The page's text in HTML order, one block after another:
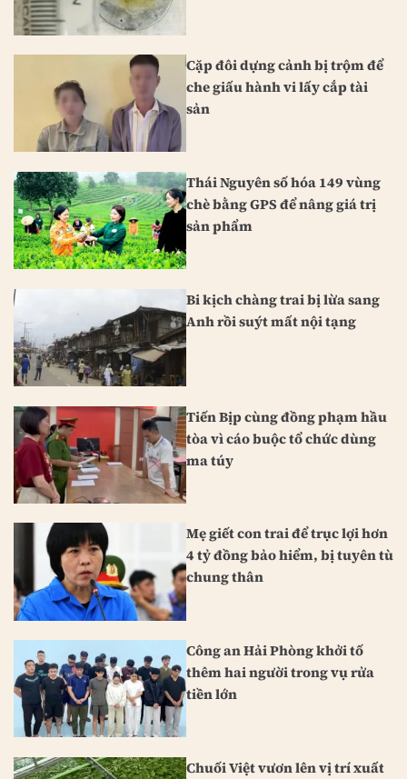
Cặp đôi dựng cảnh bị trộm để
che giấu hành vi lấy cắp tài
sản
Thái Nguyên số hóa 149 vùng
chè bằng GPS để nâng giá trị
sản phẩm
Bi kịch chàng trai bị lừa sang
Anh rồi suýt mất nội tạng
Tiến Bịp cùng đồng phạm hầu
tòa vì cáo buộc tổ chức dùng
ma túy
Mẹ giết con trai để trục lợi hơn
4 tỷ đồng bảo hiểm, bị tuyên tù
chung thân
Công an Hải Phòng khởi tố
thêm hai người trong vụ rửa
tiền lớn
Chuối Việt vươn lên vị trí xuất